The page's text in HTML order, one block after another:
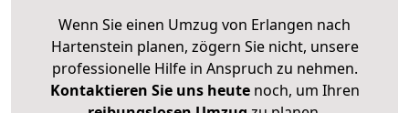
Wenn Sie einen Umzug von Erlangen nach
Hartenstein planen, zögern Sie nicht, unsere
professionelle Hilfe in Anspruch zu nehmen.
Kontaktieren Sie uns heutenoch, um Ihren